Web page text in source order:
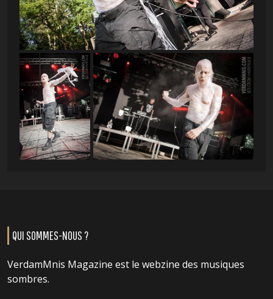
QUI SOMMES-NOUS ?
VerdamMnis Magazine est le webzine des musiques
sombres.